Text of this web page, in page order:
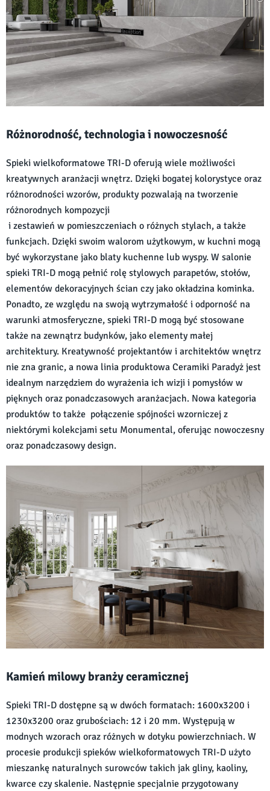
Różnorodność, technologia i nowoczesność
Spieki wielkoformatowe TRI-D oferują wiele możliwości
kreatywnych aranżacji wnętrz. Dzięki bogatej kolorystyce oraz
różnorodności wzorów, produkty pozwalają na tworzenie
różnorodnych kompozycji
i zestawień w pomieszczeniach o różnych stylach, a także
funkcjach. Dzięki swoim walorom użytkowym, w kuchni mogą
być wykorzystane jako blaty kuchenne lub wyspy. W salonie
spieki TRI-D mogą pełnić rolę stylowych parapetów, stołów,
elementów dekoracyjnych ścian czy jako okładzina kominka.
Ponadto, ze względu na swoją wytrzymałość i odporność na
warunki atmosferyczne, spieki TRI-D mogą być stosowane
także na zewnątrz budynków, jako elementy małej
architektury. Kreatywność projektantów i architektów wnętrz
nie zna granic, a nowa linia produktowa Ceramiki Paradyż jest
idealnym narzędziem do wyrażenia ich wizji i pomysłów w
pięknych oraz ponadczasowych aranżacjach. Nowa kategoria
produktów to także połączenie spójności wzorniczej z
niektórymi kolekcjami setu Monumental, oferując nowoczesny
oraz ponadczasowy design.
Kamień milowy branży ceramicznej
Spieki TRI-D dostępne są w dwóch formatach: 1600x3200 i
1230x3200 oraz grubościach: 12 i 20 mm. Występują w
modnych wzorach oraz różnych w dotyku powierzchniach. W
procesie produkcji spieków wielkoformatowych TRI-D użyto
mieszankę naturalnych surowców takich jak gliny, kaoliny,
kwarce czy skalenie. Następnie specjalnie przygotowany